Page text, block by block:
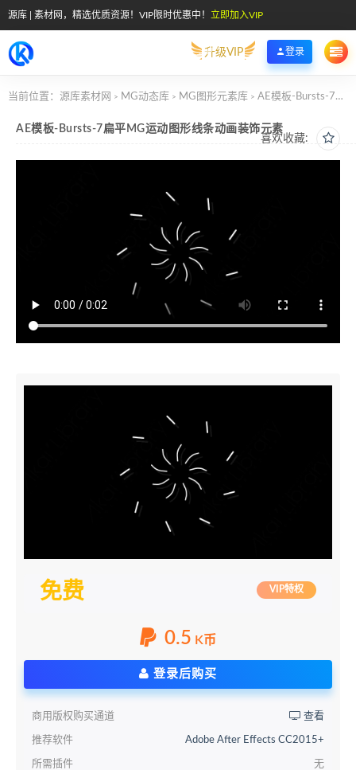
源库 | 素材网，精选优质资源！VIP限时优惠中！ 立即加入VIP
升级VIP 登录
当前位置： 源库素材网 > MG动态库 > MG图形元素库 > AE模板-Bursts-7扁平MG运动图形线条动画装饰元素
喜欢收藏:
AE模板-Bursts-7扁平MG运动图形线条动画装饰元素
免费 VIP特权
0.5 K币
登录后购买
商用版权购买通道 查看
推荐软件 Adobe After Effects CC2015+
所需插件 无